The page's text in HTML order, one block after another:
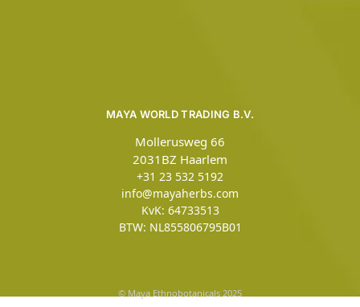
MAYA WORLD TRADING B.V.
Mollerusweg 66
2031BZ Haarlem
+31 23 532 5192
info@mayaherbs.com
KvK: 64733513
BTW: NL855806795B01
© Maya Ethnobotanicals 2025